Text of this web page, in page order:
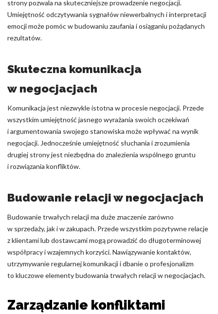
strony pozwala na skuteczniejsze prowadzenie negocjacji.
Umiejętność odczytywania sygnałów niewerbalnych i interpretacji
emocji może pomóc w budowaniu zaufania i osiąganiu pożądanych
rezultatów.
Skuteczna komunikacja
w negocjacjach
Komunikacja jest niezwykle istotna w procesie negocjacji. Przede
wszystkim umiejętność jasnego wyrażania swoich oczekiwań
i argumentowania swojego stanowiska może wpływać na wynik
negocjacji. Jednocześnie umiejętność słuchania i zrozumienia
drugiej strony jest niezbędna do znalezienia wspólnego gruntu
i rozwiązania konfliktów.
Budowanie relacji w negocjacjach
Budowanie trwałych relacji ma duże znaczenie zarówno
w sprzedaży, jak i w zakupach. Przede wszystkim pozytywne relacje
z klientami lub dostawcami mogą prowadzić do długoterminowej
współpracy i wzajemnych korzyści. Nawiązywanie kontaktów,
utrzymywanie regularnej komunikacji i dbanie o profesjonalizm
to kluczowe elementy budowania trwałych relacji w negocjacjach.
Zarządzanie konfliktami